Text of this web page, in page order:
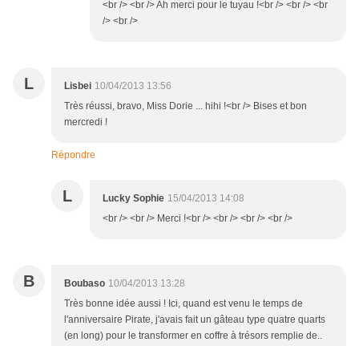
<br /> <br /> Ah merci pour le tuyau !<br /> <br /> <br
/> <br />
L Lisbei 10/04/2013 13:56
Très réussi, bravo, Miss Dorie ... hihi !<br /> Bises et bon
mercredi !
Répondre
L Lucky Sophie 15/04/2013 14:08
<br /> <br /> Merci !<br /> <br /> <br /> <br />
B Boubaso 10/04/2013 13:28
Très bonne idée aussi ! Ici, quand est venu le temps de
l'anniversaire Pirate, j'avais fait un gâteau type quatre quarts
(en long) pour le transformer en coffre à trésors remplie de..